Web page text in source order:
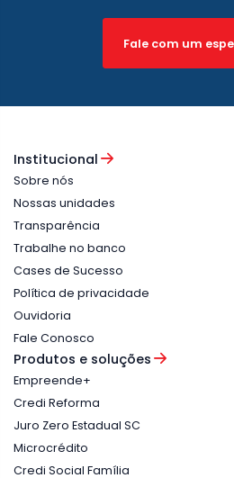
Fale com um
Institucional
Sobre nós
Nossas unidades
Transparência
Trabalhe no banco
Cases de Sucesso
Política de privacidade
Ouvidoria
Fale Conosco
Produtos e soluções
Empreende+
Credi Reforma
Juro Zero Estadual SC
Microcrédito
Credi Social Família